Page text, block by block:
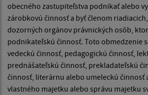
obecného zastupiteľstva podnikať alebo
zárobkovú činnosť a byť členom
dozorných orgánov právnických osôb,
podnikateľskú činnosť. Toto obmedzenie
vedeckú činnosť, pedagogickú činnosť,
prednášateľskú činnosť, prekladateľskú
činnosť, literárnu alebo umeleckú činnosť
vlastného majetku alebo správu majetku